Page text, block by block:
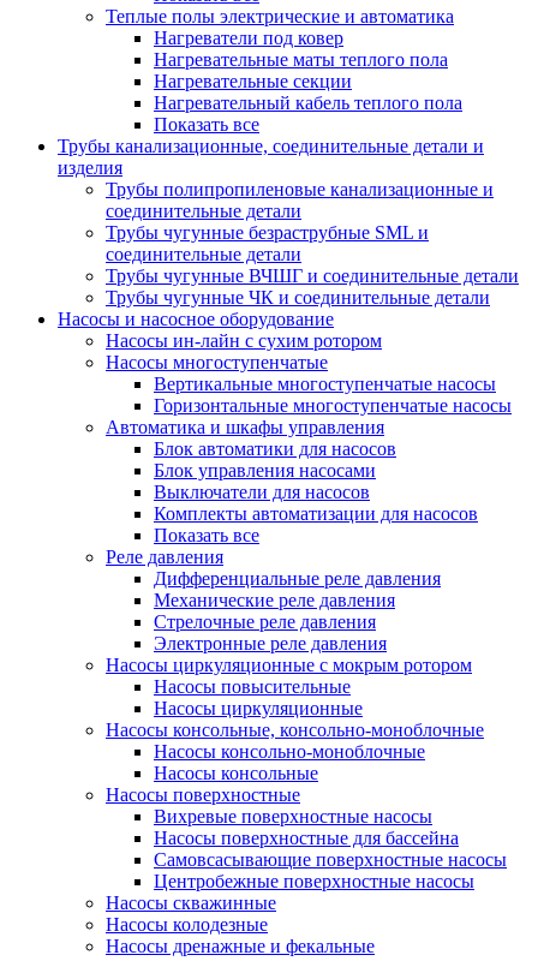
Теплые полы электрические и автоматика
Нагреватели под ковер
Нагревательные маты теплого пола
Нагревательные секции
Нагревательный кабель теплого пола
Показать все
Трубы канализационные, соединительные детали и
изделия
Трубы полипропиленовые канализационные и
соединительные детали
Трубы чугунные безраструбные SML и
соединительные детали
Трубы чугунные ВЧШГ и соединительные детали
Трубы чугунные ЧК и соединительные детали
Насосы и насосное оборудование
Насосы ин-лайн с сухим ротором
Насосы многоступенчатые
Вертикальные многоступенчатые насосы
Горизонтальные многоступенчатые насосы
Автоматика и шкафы управления
Блок автоматики для насосов
Блок управления насосами
Выключатели для насосов
Комплекты автоматизации для насосов
Показать все
Реле давления
Дифференциальные реле давления
Механические реле давления
Стрелочные реле давления
Электронные реле давления
Насосы циркуляционные с мокрым ротором
Насосы повысительные
Насосы циркуляционные
Насосы консольные, консольно-моноблочные
Насосы консольно-моноблочные
Насосы консольные
Насосы поверхностные
Вихревые поверхностные насосы
Насосы поверхностные для бассейна
Самовсасывающие поверхностные насосы
Центробежные поверхностные насосы
Насосы скважинные
Насосы колодезные
Насосы дренажные и фекальные